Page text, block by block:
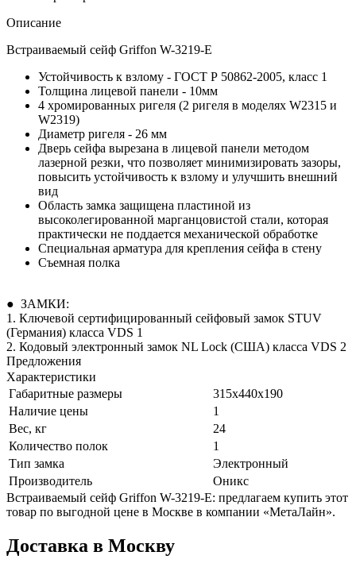
Описание
Встраиваемый сейф Griffon W-3219-E
Устойчивость к взлому - ГОСТ Р 50862-2005, класс 1
Толщина лицевой панели - 10мм
4 хромированных ригеля (2 ригеля в моделях W2315 и
W2319)
Диаметр ригеля - 26 мм
Дверь сейфа вырезана в лицевой панели методом
лазерной резки, что позволяет минимизировать зазоры,
повысить устойчивость к взлому и улучшить внешний
вид
Область замка защищена пластиной из
высоколегированной марганцовистой стали, которая
практически не поддается механической обработке
Специальная арматура для крепления сейфа в стену
Съемная полка
● ЗАМКИ:
1. Ключевой сертифицированный сейфовый замок STUV
(Германия) класса VDS 1
2. Кодовый электронный замок NL Lock (США) класса VDS 2
Предложения
Характеристики
Габаритные размеры
315х440х190
Наличие цены
1
Вес, кг
24
Количество полок
1
Тип замка
Электронный
Производитель
Оникс
Встраиваемый сейф Griffon W-3219-E: предлагаем купить этот
товар по выгодной цене в Москве в компании «МетаЛайн».
Доставка в Москву